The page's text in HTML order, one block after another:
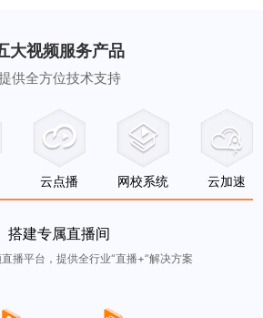
大视频服务产品
供全方位技术支持
云点播 网校系统 云加速
搭建专属直播间
播平台，提供全行业“直播+”解决方案